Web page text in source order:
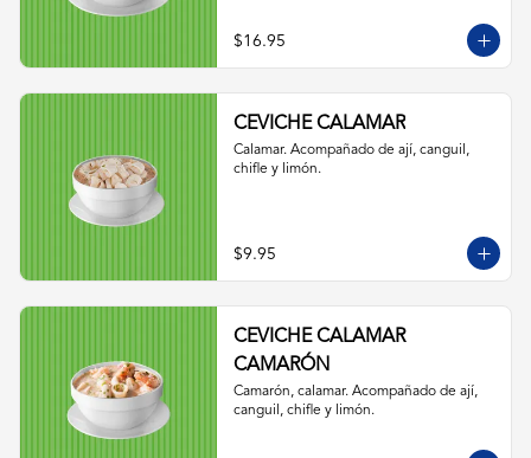
$16.95
CEVICHE CALAMAR
Calamar. Acompañado de ají, canguil,
chifle y limón.
$9.95
CEVICHE CALAMAR
CAMARÓN
Camarón, calamar. Acompañado de ají,
canguil, chifle y limón.